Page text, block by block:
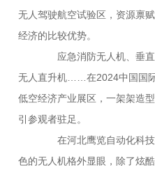
无人驾驶航空试验区，资源禀
经济的比较优势。
应急消防无人机、垂直
无人直升机……在2024中国国
低空经济产业展区，一架架造
引参观者驻足。
在河北鹰览自动化科技
色的无人机格外显眼，除了炫